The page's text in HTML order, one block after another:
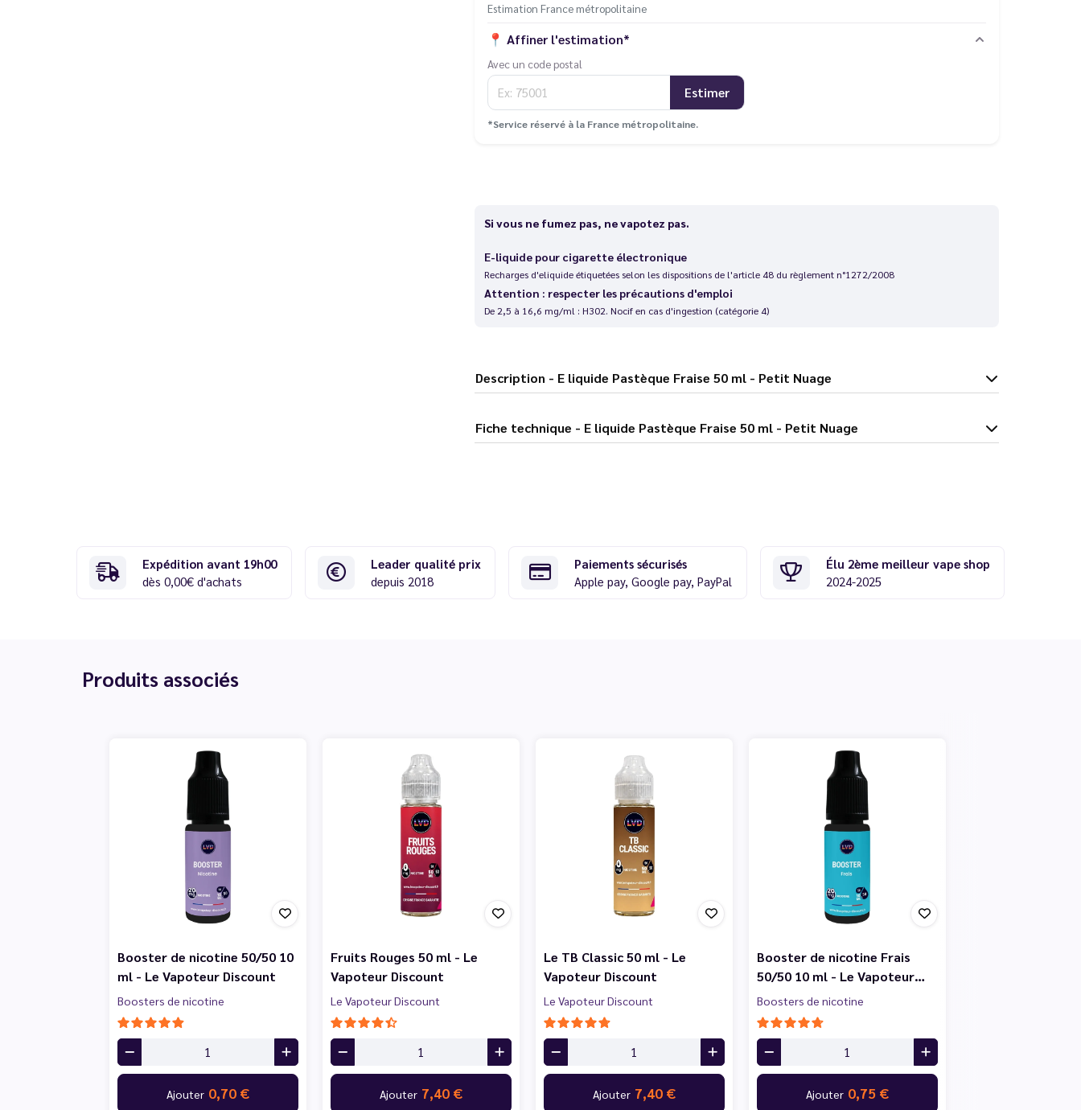
Estimation France métropolitaine
📍 Affiner l'estimation*
Avec un code postal
Estimer
*Service réservé à la France métropolitaine.
Si vous ne fumez pas, ne vapotez pas.
E-liquide pour cigarette électronique
Recharges d'eliquide étiquetées selon les dispositions de l'article 48 du règlement n°1272/2008
Attention : respecter les précautions d'emploi
De 2,5 à 16,6 mg/ml : H302. Nocif en cas d'ingestion (catégorie 4)
Description - E liquide Pastèque Fraise 50 ml - Petit Nuage
Fiche technique - E liquide Pastèque Fraise 50 ml - Petit Nuage
Expédition avant 19h00
dès 0,00€ d'achats
Leader qualité prix
depuis 2018
Paiements sécurisés
Apple pay, Google pay, PayPal
Élu 2ème meilleur vape shop
2024-2025
Produits associés
Booster de nicotine 50/50 10
ml - Le Vapoteur Discount
Boosters de nicotine
Ajouter 0,70 €
Fruits Rouges 50 ml - Le
Vapoteur Discount
Le Vapoteur Discount
Ajouter 7,40 €
Le TB Classic 50 ml - Le
Vapoteur Discount
Le Vapoteur Discount
Ajouter 7,40 €
Booster de nicotine Frais
50/50 10 ml - Le Vapoteur…
Boosters de nicotine
Ajouter 0,75 €